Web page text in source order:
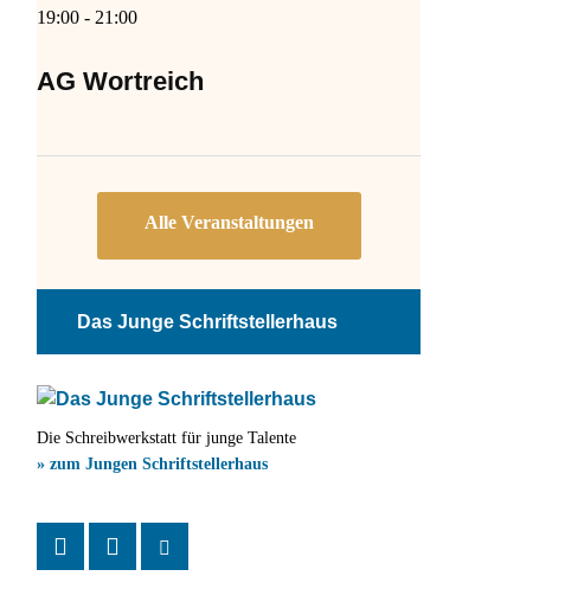
19:00 - 21:00
AG Wortreich
Das Junge Schriftstellerhaus
Die Schreibwerkstatt für junge Talente
» zum Jungen Schriftstellerhaus